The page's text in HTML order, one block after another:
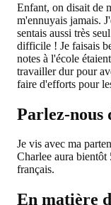
Enfant, on disait de
m'ennuyais jamais.
sentais aussi très
difficile ! Je faisais
notes à l'école
travailler dur pour
faire d'efforts pour
Parlez-nous
Je vis avec ma
Charlee aura bientôt
français.
En matière